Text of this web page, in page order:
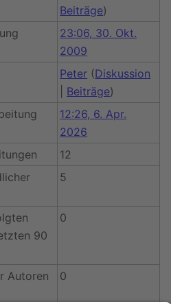
Beiträge)
23:06, 30. Okt.
2009
Peter (Diskussion
Beiträge)
12:26, 6. Apr.
2026
12
5
90
0
Autoren
0